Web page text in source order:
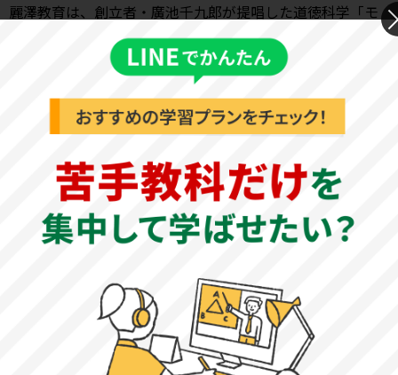
麗澤教育は、創立者・廣池千九郎が提唱した道徳科学「モ
ラロジー」に基づく知徳一体の教育を基本理念とし、心の
力（感謝の心・思いやりの心・自立の心）を鍛えることを
最も大切にしています。
恩を知り、恩を感じ、恩に報いる。「恩」の字は「因」を
知る「心」と書きます。自分が豊かな生活を送ることがで
きてきたのは、周囲の人・先人・自然のおかげだという感